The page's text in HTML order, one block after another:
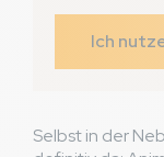
Ich
Selbst in der